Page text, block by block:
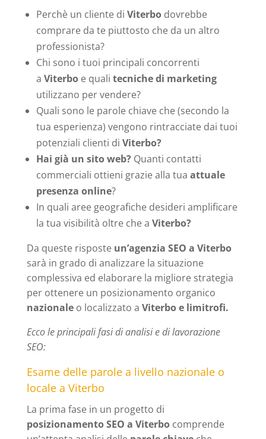
Perchè un cliente di Viterbo dovrebbe
comprare da te piuttosto che da un altro
professionista?
Chi sono i tuoi principali concorrenti
a Viterbo e quali tecniche di marketing
utilizzano per vendere?
Quali sono le parole chiave che (secondo la
tua esperienza) vengono rintracciate dai tuoi
potenziali clienti di Viterbo?
Hai già un sito web?Quanti contatti
commerciali ottieni grazie alla tua attuale
presenza online?
In quali aree geografiche desideri amplificare
la tua visibilità oltre che a Viterbo?
Da queste risposte un’agenzia SEO a Viterbo
sarà in grado di analizzare la situazione
complessiva ed elaborare la migliore strategia
per ottenere un posizionamento organico
nazionaleo localizzato a Viterbo e limitrofi.
Ecco le principali fasi di analisi e di lavorazione
SEO:
Esame delle parole a livello nazionale o
locale a Viterbo
La prima fase in un progetto di
posizionamento SEO a Viterbocomprende